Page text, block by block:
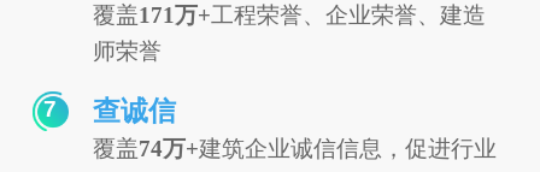
覆盖171万+工程荣誉、企业荣誉、建造
师荣誉
7 查诚信
覆盖74万+建筑企业诚信信息，促进行业